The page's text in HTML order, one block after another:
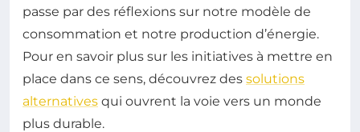
passe par des réflexions sur notre modèle de
consommation et notre production d’énergie.
Pour en savoir plus sur les initiatives à mettre en
place dans ce sens, découvrez des solutions
alternatives qui ouvrent la voie vers un monde
plus durable.